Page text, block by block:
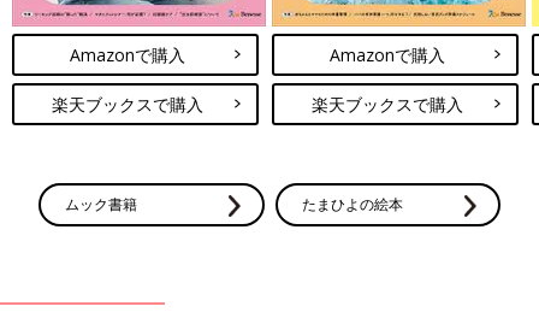
Amazonで購入
楽天ブックスで購入
Amazonで購入
楽天ブックスで購入
ムック書籍 たまひよの絵本